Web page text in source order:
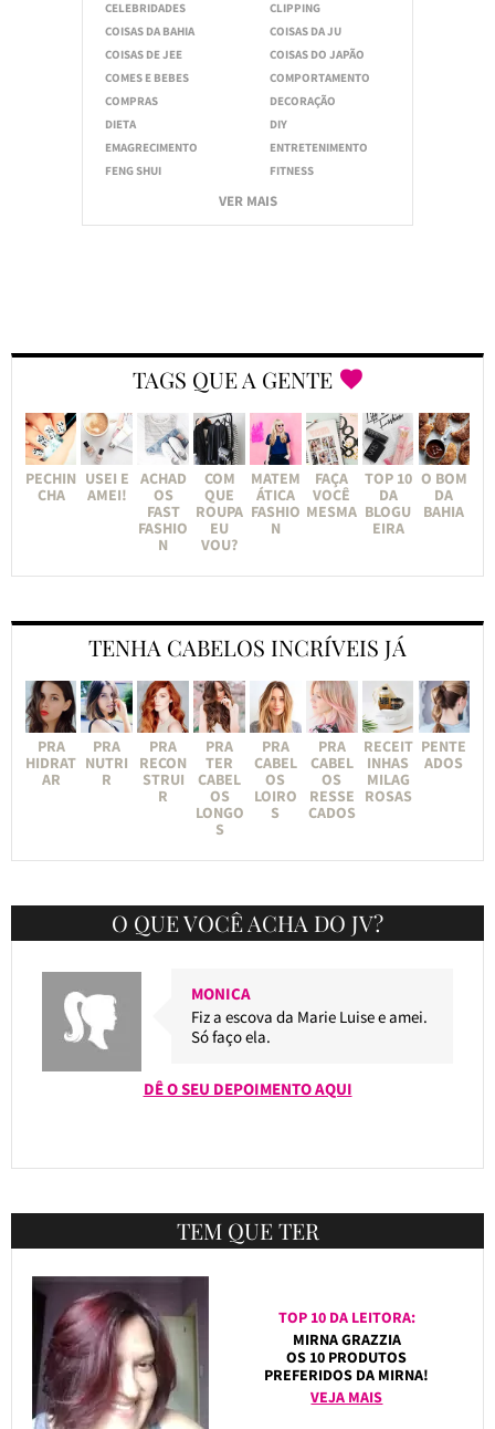
CELEBRIDADES
CLIPPING
COISAS DA BAHIA
COISAS DA JU
COISAS DE JEE
COISAS DO JAPÃO
COMES E BEBES
COMPORTAMENTO
COMPRAS
DECORAÇÃO
DIETA
DIY
EMAGRECIMENTO
ENTRETENIMENTO
FENG SHUI
FITNESS
VER MAIS
TAGS QUE A GENTE
PECHIN
CHA
USEI E
AMEI!
ACHAD
OS
FAST
FASHIO
N
COM
QUE
ROUPA
EU
VOU?
MATEM
ÁTICA
FASHIO
N
FAÇA
VOCÊ
MESMA
TOP 10
DA
BLOGU
EIRA
O BOM
DA
BAHIA
TENHA CABELOS INCRÍVEIS JÁ
PRA
HIDRAT
AR
PRA
NUTRI
R
PRA
RECON
STRUI
R
PRA
TER
CABEL
OS
LONGO
S
PRA
CABEL
OS
LOIRO
S
PRA
CABEL
OS
RESSE
CADOS
RECEIT
INHAS
MILAG
ROSAS
PENTE
ADOS
O QUE VOCÊ ACHA DO JV?
MONICA
Fiz a escova da Marie Luise e amei.
Só faço ela.
DÊ O SEU DEPOIMENTO AQUI
TEM QUE TER
TOP 10 DA LEITORA:
MIRNA GRAZZIA
OS 10 PRODUTOS
PREFERIDOS DA MIRNA!
VEJA MAIS